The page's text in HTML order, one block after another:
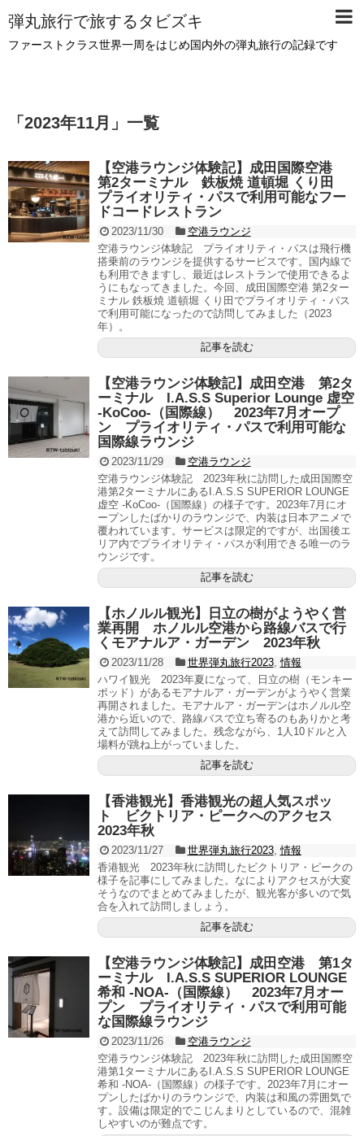
弾丸旅行で旅するタビズキ
ファーストクラス世界一周をはじめ国内外の弾丸旅行の記録です
「 2023年11月 」 一覧
【空港ラウンジ体験記】成田国際空港
第2ターミナル 鉄板焼 道頓堀 くり田
プライオリティ・パスで利用可能なフー
ドコードレストラン
2023/11/30
空港ラウンジ
空港ラウンジ体験記 プライオリティ・パスは飛行機
搭乗前のラウンジを提供するサービスです。国内線で
も利用できますし、最近はレストランで使用できるよ
うにもなってきました。今回、成田国際空港 第2ター
ミナル 鉄板焼 道頓堀 くり田でプライオリティ・パス
で利用可能になったので訪問してみました（2023
年）。
記事を読む
【空港ラウンジ体験記】成田空港 第2タ
ーミナル I.A.S.S Superior Lounge 虚空
-KoCoo-（国際線） 2023年7月オープ
ン プライオリティ・パスで利用可能な
国際線ラウンジ
2023/11/29
空港ラウンジ
空港ラウンジ体験記 2023年秋に訪問した成田国際空
港第2ターミナルにあるI.A.S.S SUPERIOR LOUNGE
虚空 -KoCoo-（国際線）の様子です。2023年7月にオ
ープンしたばかりのラウンジで、内装は日本アニメで
覆われています。サービスは限定的ですが、出国後エ
リア内でプライオリティ・パスが利用できる唯一のラ
ウンジです。
記事を読む
【ホノルル観光】日立の樹がようやく営
業再開 ホノルル空港から路線バスで行
くモアナルア・ガーデン 2023年秋
2023/11/28 世界弾丸旅行2023,情報
ハワイ観光 2023年夏になって、日立の樹（モンキー
ポッド）があるモアナルア・ガーデンがようやく営業
再開されました。モアナルア・ガーデンはホノルル空
港から近いので、路線バスで立ち寄るのもありかと考
えて訪問してみました。残念ながら、1人10ドルと入
場料が跳ね上がっていました。
記事を読む
【香港観光】香港観光の超人気スポッ
ト ビクトリア・ピークへのアクセス
2023年秋
2023/11/27 世界弾丸旅行2023,情報
香港観光 2023年秋に訪問したビクトリア・ピークの
様子を記事にしてみました。なによりアクセスが大変
そうなのでまとめてみましたが、観光客が多いので気
合を入れて訪問しましょう。
記事を読む
【空港ラウンジ体験記】成田空港 第1タ
ーミナル I.A.S.S SUPERIOR LOUNGE
希和 -NOA-（国際線） 2023年7月オー
プン プライオリティ・パスで利用可能
な国際線ラウンジ
2023/11/26
空港ラウンジ
空港ラウンジ体験記 2023年秋に訪問した成田国際空
港第1ターミナルにあるI.A.S.S SUPERIOR LOUNGE
希和 -NOA-（国際線）の様子です。2023年7月にオー
プンしたばかりのラウンジで、内装は和風の雰囲気で
す。設備は限定的でこじんまりとしているので、混雑
しやすいのが難点です。